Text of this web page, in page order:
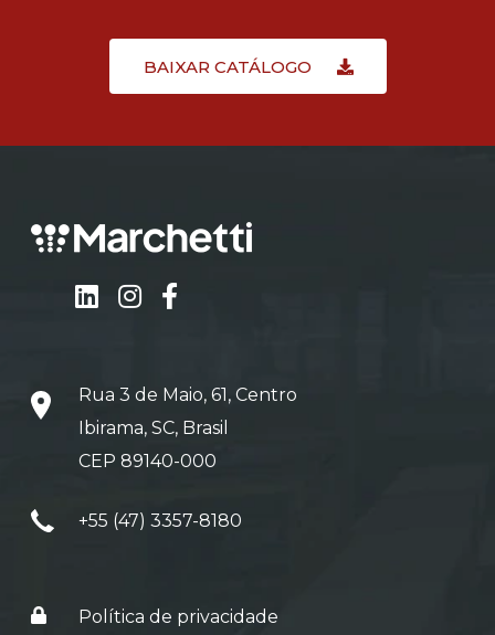
BAIXAR CATÁLOGO
Rua 3 de Maio, 61, Centro
Ibirama, SC, Brasil
CEP 89140-000
+55 (47) 3357-8180
Política de privacidade